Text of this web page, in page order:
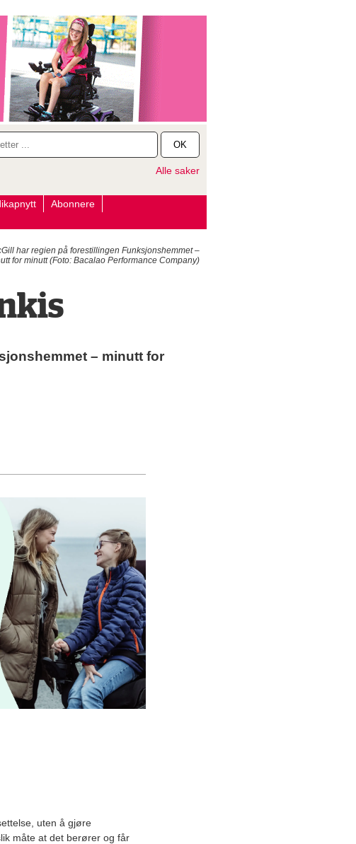
OK
Alle saker
Abonnere
har regien på forestillingen Funksjonshemmet –
for minutt (Foto: Bacalao Performance Company)
– minutt for
uten å gjøre
måte at det berører og får